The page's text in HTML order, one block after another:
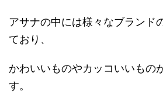
アサナの中には様々なブランド
ており、
かわいいものやカッコいいもの
す。